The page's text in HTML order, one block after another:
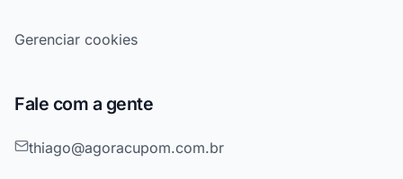
Gerenciar cookies
Fale com a gente
thiago@agoracupom.com.br